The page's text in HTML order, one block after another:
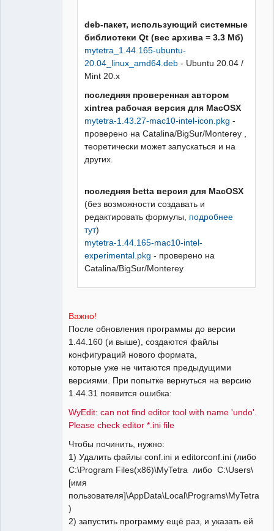
deb-пакет, использующий системные
библиотеки Qt (вес архива = 3.3 Мб)
mytetra_1.44.165-ubuntu-
20.04_linux_amd64.deb - Ubuntu 20.04 /
Mint 20.x
последняя проверенная автором
xintrea рабочая версия для MacOSX
mytetra-1.43.27-mac10-intel-icon.pkg -
проверено на Catalina/BigSur/Monterey ,
теоретически может запускаться и на
других.
последняя betta версия для MacOSX
(без возможности создавать и
редактировать формулы, подробнее
тут)
mytetra-1.44.165-mac10-intel-
experimental.pkg - проверено на
Catalina/BigSur/Monterey
Важно!
После обновления программы до версии
1.44.160 (и выше), создаются файлы
конфигураций нового формата,
которые уже не читаются предыдущими
версиями. При попытке вернуться на версию
1.44.31 появится ошибка:
WyEdit: can not find editor tool with name 'undo'.
Please check editor *.ini file
Чтобы починить, нужно:
1) Удалить файлы conf.ini и editorconf.ini (либо
C:\Program Files(x86)\MyTetra либо C:\Users\
[имя
пользователя]\AppData\Local\Programs\MyTetra
)
2) запустить программу ещё раз, и указать ей